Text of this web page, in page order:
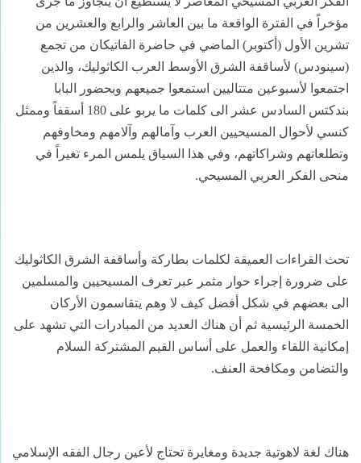
مؤخراً في الفترة الواقعة ما بين العاشر والرابع والعشرين من
تشرين الأول (أكتوبر) الماضي في حاضرة الفاتيكان من تجمع
(سينودس) لأساقفة الشرق الأوسط العرب الكاثوليك، والذين
اجتمعوا لأسبوعين متتاليين استمعوا جميعهم وبحضور البابا
بندكتس السادس عشر الى كلمات ما يربو على 180 أسقفاً وممثل
كنسي لأحوال المسيحيين العرب وآمالهم وآلامهم ومخاوفهم
وتطلعاتهم وشراكاتهم، وفي هذا السياق يلمس المرء تغيراً في
منحى الفكر العربي المسيحي.
تحث القراءات العميقة لكلمات بطاركة وأساقفة الشرق الكاثوليك
على ضرورة إجراء حوار مثمر عبر تعرف المسيحيين والمسلمين
الى بعضهم في شكل أفضل كيف لا وهم يتقاسمون الأركان
الخمسة الرئيسية ثم أن هناك العديد من المبادرات التي تشهد على
إمكانية اللقاء والعمل على أساس القيم المشتركة السلام
والتضامن ومكافحة العنف.
هناك لغة لاهوتية جديدة ومغايرة تحتاج لأعين رجال الفقه الإسلامي